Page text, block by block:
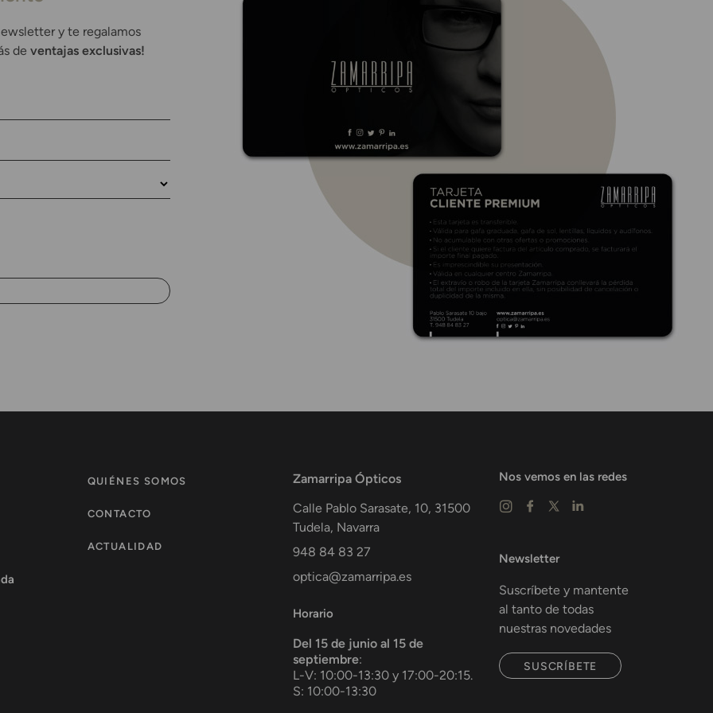
y te regalamos
de ventajas exclusivas!
QUIÉNES SOMOS
CONTACTO
ACTUALIDAD
Zamarripa Ópticos
Calle Pablo Sarasate, 10, 31500
Tudela, Navarra
948 84 83 27
optica@zamarripa.es
Horario
Del 15 de junio al 15 de
septiembre:
L-V: 10:00-13:30 y 17:00-20:15.
S: 10:00-13:30
Nos vemos en las redes
Newsletter
Suscríbete y mantente
al tanto de todas
nuestras novedades
SUSCRÍBETE